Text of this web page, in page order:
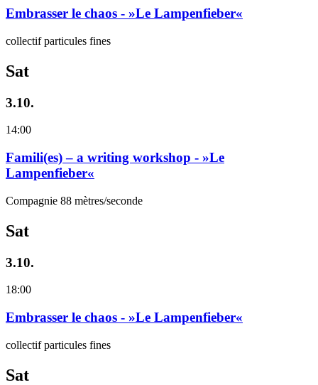
Embrasser le chaos - »Le Lampenfieber«
collectif particules fines
Sat
3.10.
14:00
Famili(es) – a writing workshop - »Le
Lampenfieber«
Compagnie 88 mètres/seconde
Sat
3.10.
18:00
Embrasser le chaos - »Le Lampenfieber«
collectif particules fines
Sat